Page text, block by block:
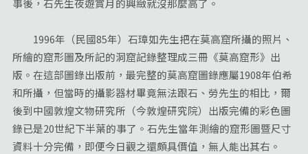
事後，石先生夜遊賞月的興緻就沒那麼高了。
1996年（民國85年）石璋如先生把在莫高窟所攝的照片、
所繪的窟形圖及所記的洞窟記錄整理成三冊《莫高窟形》出
版。在這部圖錄出版前，最完整的莫高窟圖錄應屬1908年伯希
和所攝，但當時的攝影器材畢竟無法跟石、勞先生的相比，爾
後到中國敦煌文物研究所（今敦煌研究院）出版完備的彩色圖
錄已是20世紀下半葉的事了。石先生當年測繪的窟形圖暨尺寸
資料十分完備，即便今日觀之還頗具價值，無人能出其右。